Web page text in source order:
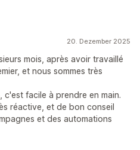
20. Dezember 2025
mois, après avoir travaillé
et nous sommes très
facile à prendre en main.
réactive, et de bon conseil
et des automations